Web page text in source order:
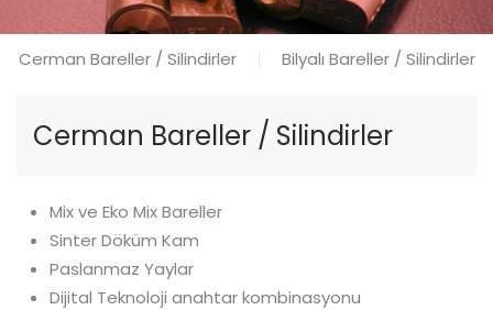
Cerman Bareller / Silindirler Bilyalı Bareller / Silindirler
Cerman Bareller / Silindirler
Mix ve Eko Mix Bareller
Sinter Döküm Kam
Paslanmaz Yaylar
Dijital Teknoloji anahtar kombinasyonu